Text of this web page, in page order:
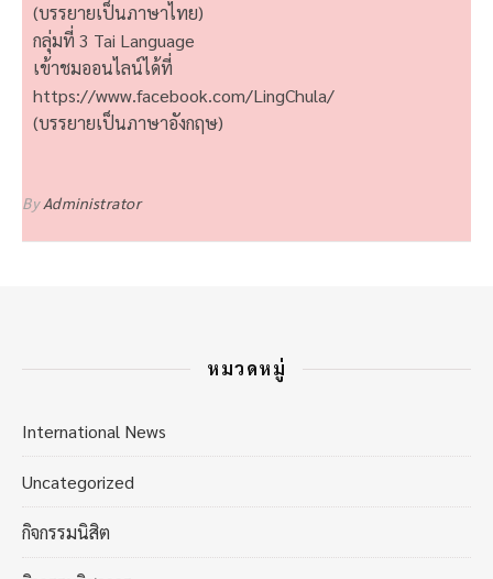
(บรรยายเป็นภาษาไทย)
กลุ่มที่ 3 Tai Language
เข้าชมออนไลน์ได้ที่
https://www.facebook.com/LingChula/
(บรรยายเป็นภาษาอังกฤษ)
ByAdministrator
หมวดหมู่
International News
Uncategorized
กิจกรรมนิสิต